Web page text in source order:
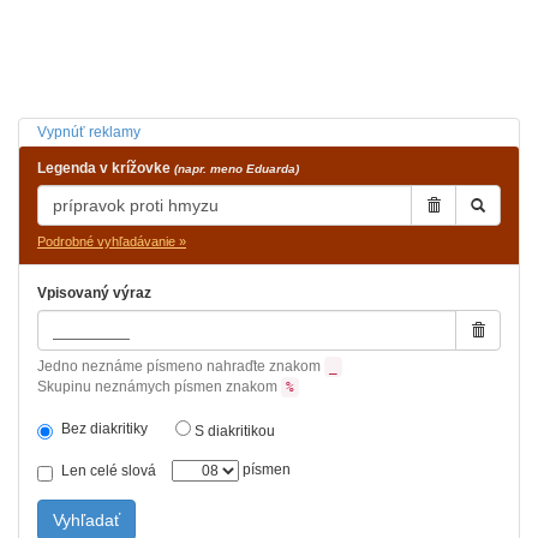
Vypnúť reklamy
Legenda v krížovke (napr. meno Eduarda)
Podrobné vyhľadávanie »
Vpisovaný výraz
Jedno neznáme písmeno nahraďte znakom
Skupinu neznámych písmen znakom %
Bez diakritiky S diakritikou
Len celé slová písmen
Vyhľadať